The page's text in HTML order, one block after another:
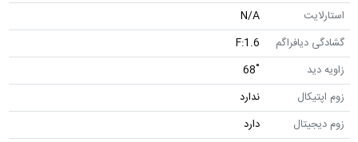
استارلایت
N/A
گشادگی دیافراگم
F:1.6
زاویه دید
˚68
زوم اپتیکال
ندارد
زوم دیجیتال
دارد